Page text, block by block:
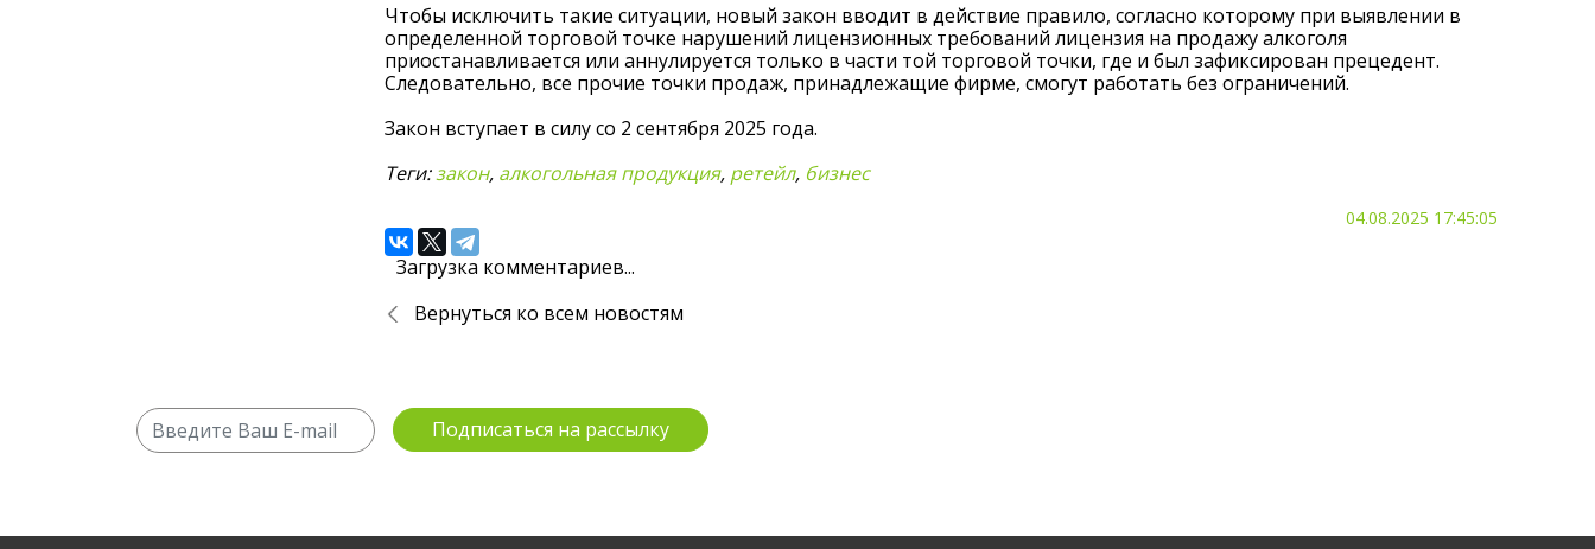
Чтобы исключить такие ситуации, новый закон вводит в действие правило, согласно которому при выявлении в
определенной торговой точке нарушений лицензионных требований лицензия на продажу алкоголя
приостанавливается или аннулируется только в части той торговой точки, где и был зафиксирован прецедент.
Следовательно, все прочие точки продаж, принадлежащие фирме, смогут работать без ограничений.
Закон вступает в силу со 2 сентября 2025 года.
Теги:закон, алкогольная продукция, ретейл, бизнес
04.08.2025 17:45:05
Загрузка комментариев...
Вернуться ко всем новостям